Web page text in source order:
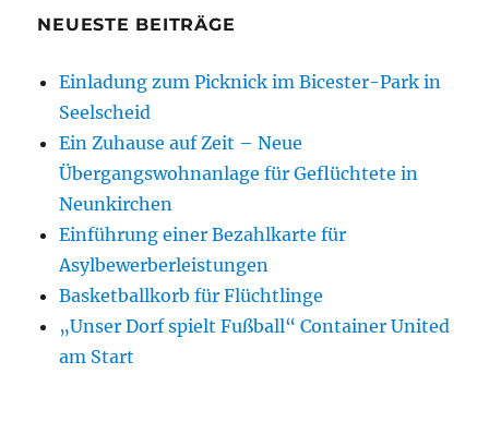
NEUESTE BEITRÄGE
Einladung zum Picknick im Bicester-Park in
Seelscheid
Ein Zuhause auf Zeit – Neue
Übergangswohnanlage für Geflüchtete in
Neunkirchen
Einführung einer Bezahlkarte für
Asylbewerberleistungen
Basketballkorb für Flüchtlinge
„Unser Dorf spielt Fußball“ Container United
am Start